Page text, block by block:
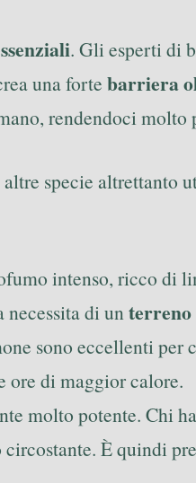
. Gli esperti di
una forte barriera
rendendoci
specie altrettanto
intenso, ricco di
necessita di unterreno
sono eccellenti
ore di maggior calore.
molto potente. Chi
È quindi